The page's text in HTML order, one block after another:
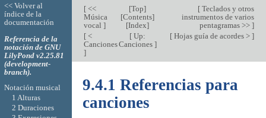
[<<
Música
vocal ]
[Top]
[Contents]
[Index]
[Teclados y otros
instrumentos de varios
pentagramas >> ]
[<
Canciones
]
[ Up:
Canciones ]
[Hojas guía de acordes > ]
9.4.1 Referencias para
canciones
<< Volver al
índice de la
documentación
Referencia de la
notación de GNU
LilyPond v2.25.81
(development-
branch).
Notación musical
1 Alturas
2 Duraciones